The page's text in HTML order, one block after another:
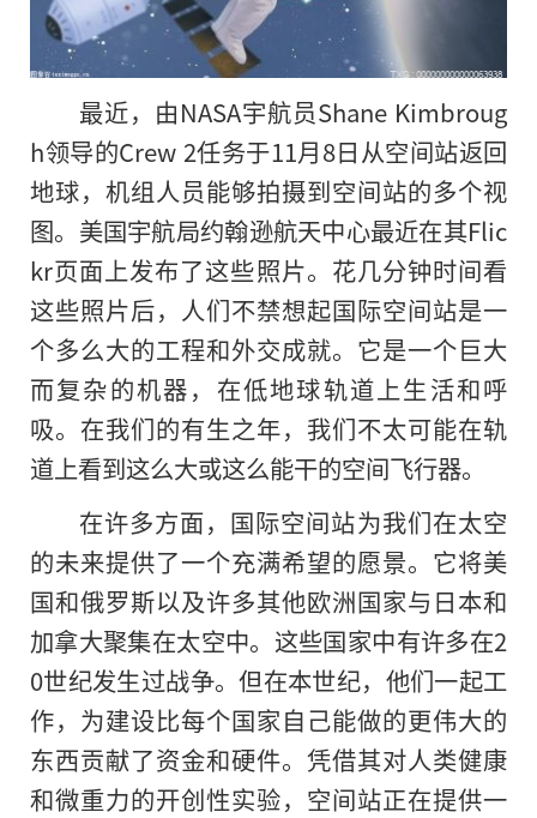
最近，由NASA宇航员Shane Kimbroug
h领导的Crew 2任务于11月8日从空间站返回
地球，机组人员能够拍摄到空间站的多个视
图。美国宇航局约翰逊航天中心最近在其Flic
kr页面上发布了这些照片。花几分钟时间看
这些照片后，人们不禁想起国际空间站是一
个多么大的工程和外交成就。它是一个巨大
而复杂的机器，在低地球轨道上生活和呼
吸。在我们的有生之年，我们不太可能在轨
道上看到这么大或这么能干的空间飞行器。
在许多方面，国际空间站为我们在太空
的未来提供了一个充满希望的愿景。它将美
国和俄罗斯以及许多其他欧洲国家与日本和
加拿大聚集在太空中。这些国家中有许多在2
0世纪发生过战争。但在本世纪，他们一起工
作，为建设比每个国家自己能做的更伟大的
东西贡献了资金和硬件。凭借其对人类健康
和微重力的开创性实验，空间站正在提供一